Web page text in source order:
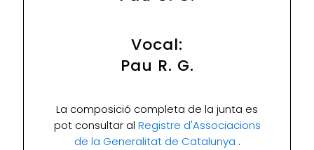
Vocal:
Pau R. G.
La composició completa de la junta es
pot consultar al Registre d'Associacions
de la Generalitat de Catalunya .